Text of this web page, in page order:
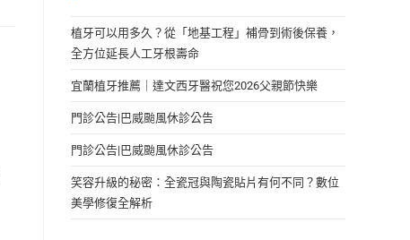
植牙可以用多久？從「地基工程」補骨到術後保養，
全方位延長人工牙根壽命
宜蘭植牙推薦｜達文西牙醫祝您2026父親節快樂
門診公告|巴威颱風休診公告
門診公告|巴威颱風休診公告
笑容升級的秘密：全瓷冠與陶瓷貼片有何不同？數位
美學修復全解析